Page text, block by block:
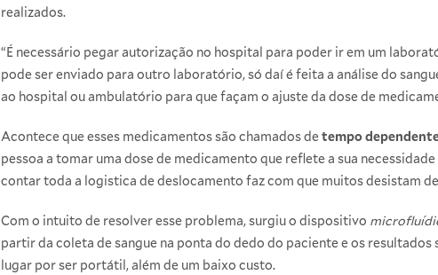
realizados.
“É necessário pegar autorização no hospital para poder ir em um
pode ser enviado para outro laboratório, só daí é feita a análise do
ao hospital ou ambulatório para que façam o ajuste da dose de
Acontece que esses medicamentos são chamados detempo
pessoa a tomar uma dose de medicamento que reflete a sua
contar toda a logistica de deslocamento faz com que muitos desistam
Com o intuito de resolver esse problema, surgiu o dispositivo
partir da coleta de sangue na ponta do dedo do paciente e os
lugar por ser portátil, além de um baixo custo.